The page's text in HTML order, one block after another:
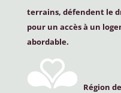
terrains, défendent le
pour un accès à un
abordable.
Région